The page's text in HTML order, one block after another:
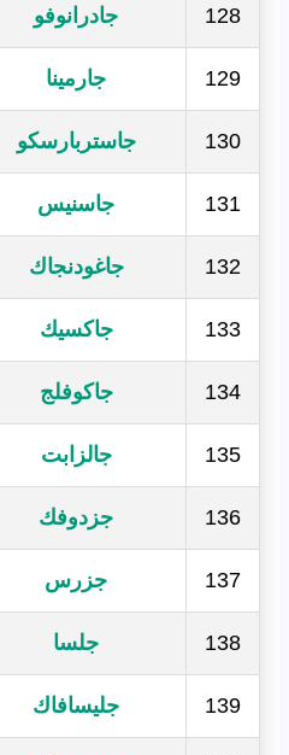
128 جادرانوفو
129 جارمينا
130 جاستربارسكو
131 جاسنيس
132 جاغودنجاك
133 جاكسيك
134 جاكوفلج
135 جالزابت
136 جزدوفك
137 جزرس
138 جلسا
139 جليسافاك